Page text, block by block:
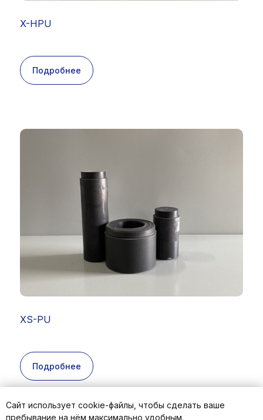
X-HPU
Подробнее
XS-PU
Подробнее
Сайт использует cookie-файлы, чтобы сделать ваше
пребывание на нём максимально удобным.